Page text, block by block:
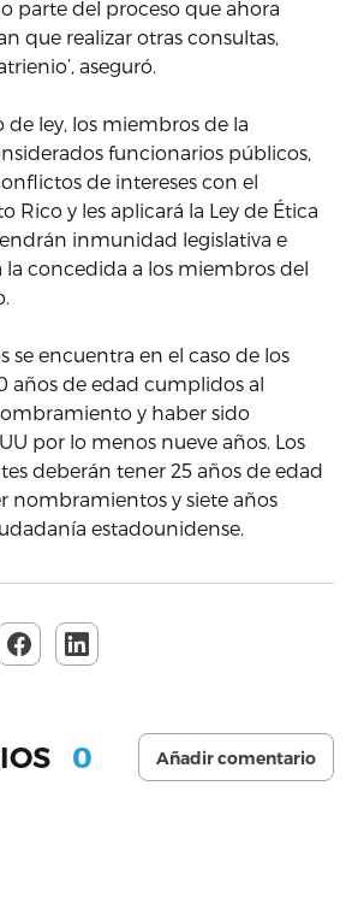
parte del proceso que ahora
que realizar otras consultas,
aseguró.
ley, los miembros de la
funcionarios públicos,
de intereses con el
Rico y les aplicará la Ley de Ética
inmunidad legislativa e
concedida a los miembros del
se encuentra en el caso de los
años de edad cumplidos al
y haber sido
por lo menos nueve años. Los
deberán tener 25 años de edad
nombramientos y siete años
estadounidense.
0 Añadir comentario